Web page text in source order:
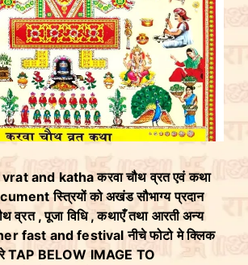
and katha करवा चौथ व्रत एवं कथा
स्त्रियों को अखंड सौभाग्य प्रदान
व्रत , पूजा विधि , कथाएँ तथा आरती अन्य
fast and festival नीचे फोटो मे क्लिक
TAP BELOW IMAGE TO